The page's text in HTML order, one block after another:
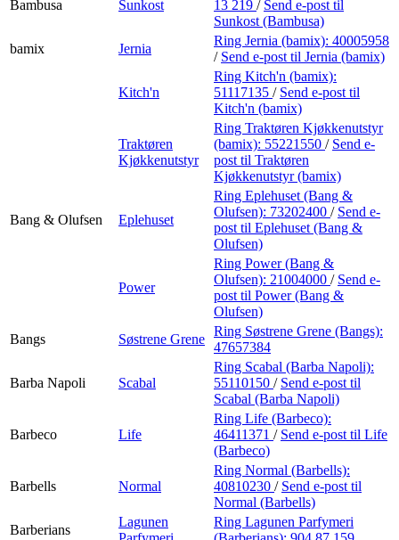
Bambusa Sunkost
13 219 / Send e-post til
Sunkost (Bambusa)
bamix
Jernia
Ring Jernia (bamix): 40005958
/ Send e-post til Jernia (bamix)
Kitch'n
Ring Kitch'n (bamix):
51117135 / Send e-post til
Kitch'n (bamix)
Traktøren
Kjøkkenutstyr
Ring Traktøren Kjøkkenutstyr
(bamix): 55221550 / Send e-
post til Traktøren
Kjøkkenutstyr (bamix)
Bang & Olufsen Eplehuset
Ring Eplehuset (Bang &
Olufsen): 73202400 / Send e-
post til Eplehuset (Bang &
Olufsen)
Power
Ring Power (Bang &
Olufsen): 21004000 / Send e-
post til Power (Bang &
Olufsen)
Bangs
Søstrene Grene
Ring Søstrene Grene (Bangs):
47657384
Barba Napoli Scabal
Ring Scabal (Barba Napoli):
55110150 / Send e-post til
Scabal (Barba Napoli)
Barbeco Life
Ring Life (Barbeco):
46411371 / Send e-post til Life
(Barbeco)
Barbells Normal
Ring Normal (Barbells):
40810230 / Send e-post til
Normal (Barbells)
Barberians
Lagunen
Ring Lagunen Parfymeri